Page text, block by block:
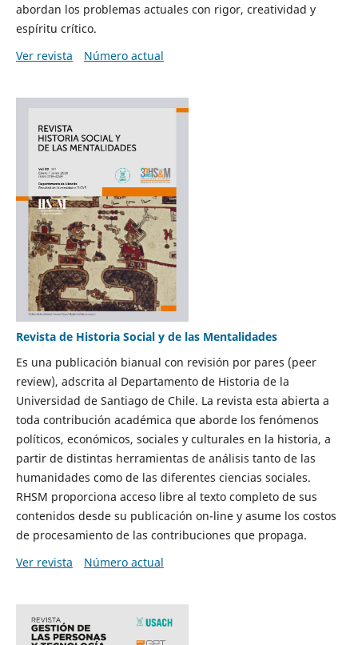
abordan los problemas actuales con rigor, creatividad y
espíritu crítico.
Ver revista
Número actual
Revista de Historia Social y de las Mentalidades
Es una publicación bianual con revisión por pares (peer
review), adscrita al Departamento de Historia de la
Universidad de Santiago de Chile. La revista esta abierta a
toda contribución académica que aborde los fenómenos
políticos, económicos, sociales y culturales en la historia, a
partir de distintas herramientas de análisis tanto de las
humanidades como de las diferentes ciencias sociales.
RHSM proporciona acceso libre al texto completo de sus
contenidos desde su publicación on-line y asume los costos
de procesamiento de las contribuciones que propaga.
Ver revista
Número actual